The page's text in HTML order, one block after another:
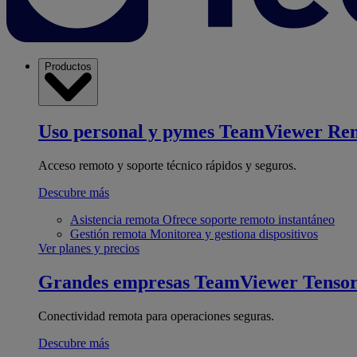
Productos
Uso personal y pymes TeamViewer
Acceso remoto y soporte técnico rápidos y seguros.
Descubre más
Asistencia remota Ofrece soporte remoto instantáneo
Gestión remota Monitorea y gestiona dispositivos
Ver planes y precios
Grandes empresas TeamViewer Tensor
Conectividad remota para operaciones seguras.
Descubre más